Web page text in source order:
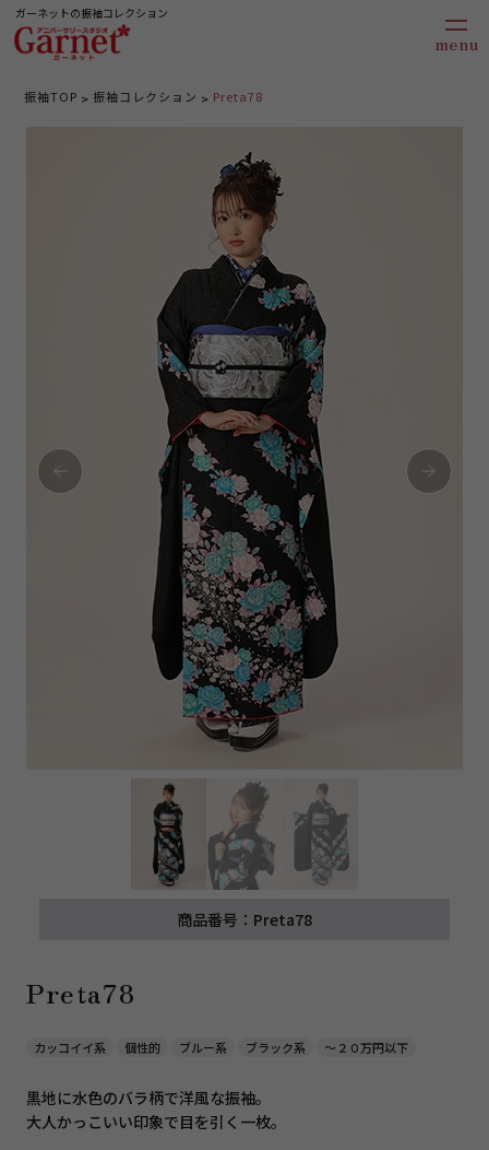
ガーネットの振袖コレクション
振袖TOP 振袖コレクション Preta78
商品番号：Preta78
Preta78
カッコイイ系 個性的 ブルー系 ブラック系 〜２０万円以下
黒地に水色のバラ柄で洋風な振袖。
大人かっこいい印象で目を引く一枚。